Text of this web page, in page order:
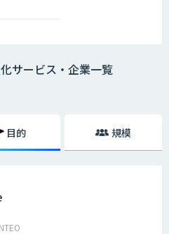
ーの身を守る上でも、AIの導入は大
サービス・企業一覧
目的 規模